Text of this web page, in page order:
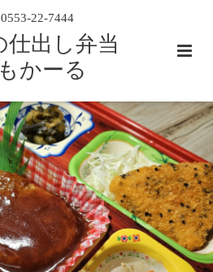
0553-22-7444
仕出し弁当
かーる